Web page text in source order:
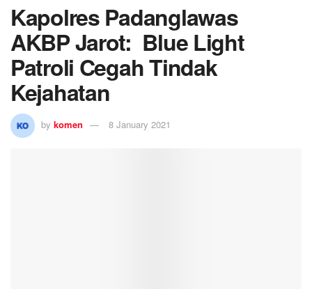
Kapolres Padanglawas
AKBP Jarot: Blue Light
Patroli Cegah Tindak
Kejahatan
by komen 8 January 2021